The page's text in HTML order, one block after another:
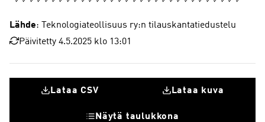
Lähde: Teknologiateollisuus ry:n tilauskantatiedustelu
Päivitetty 4.5.2025 klo 13:01
Lataa CSV Lataa kuva
Näytä taulukkona